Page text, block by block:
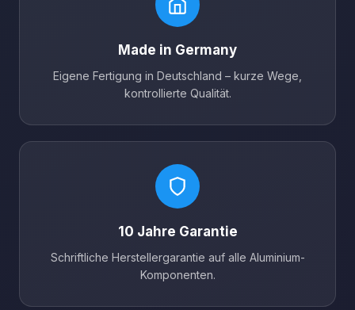
Made in Germany
Eigene Fertigung in Deutschland – kurze Wege,
kontrollierte Qualität.
10 Jahre Garantie
Schriftliche Herstellergarantie auf alle Aluminium-
Komponenten.